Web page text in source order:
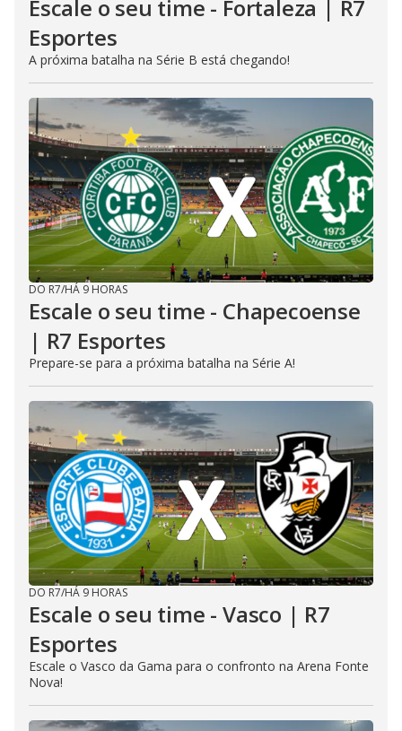
Escale o seu time - Fortaleza | R7
Esportes
A próxima batalha na Série B está chegando!
DO R7/HÁ 9 HORAS
Escale o seu time - Chapecoense
| R7 Esportes
Prepare-se para a próxima batalha na Série A!
DO R7/HÁ 9 HORAS
Escale o seu time - Vasco | R7
Esportes
Escale o Vasco da Gama para o confronto na Arena Fonte
Nova!